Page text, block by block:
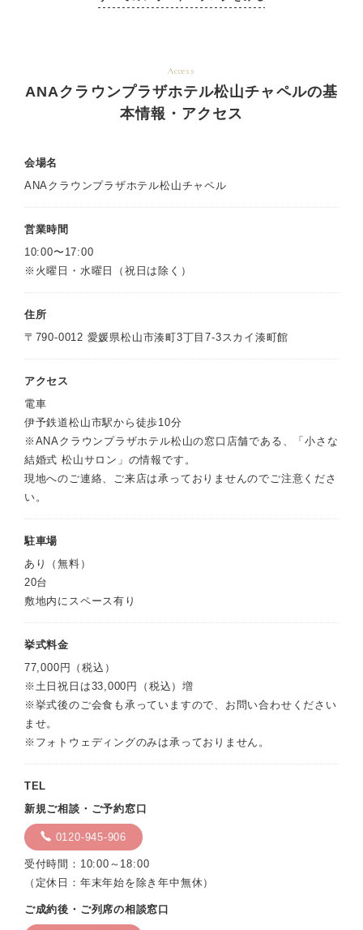
Access
ANAクラウンプラザホテル松山チャペルの基
本情報・アクセス
会場名
ANAクラウンプラザホテル松山チャペル
営業時間
10:00〜17:00
※火曜日・水曜日（祝日は除く）
住所
〒790-0012 愛媛県松山市湊町3丁目7-3スカイ湊町館
アクセス
電車
伊予鉄道松山市駅から徒歩10分
※ANAクラウンプラザホテル松山の窓口店舗である、「小さな
結婚式 松山サロン」の情報です。
現地へのご連絡、ご来店は承っておりませんのでご注意くださ
い。
駐車場
あり（無料）
20台
敷地内にスペース有り
挙式料金
77,000円（税込）
※土日祝日は33,000円（税込）増
※挙式後のご会食も承っていますので、お問い合わせください
ませ。
※フォトウェディングのみは承っておりません。
TEL
新規ご相談・ご予約窓口
0120-945-906
受付時間：10:00～18:00
（定休日：年末年始を除き年中無休）
ご成約後・ご列席の相談窓口